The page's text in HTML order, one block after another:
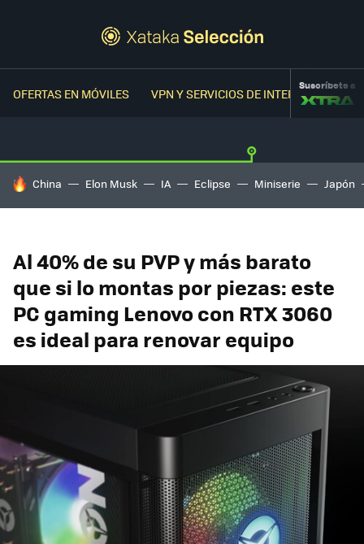
OFERTAS EN MÓVILES VPN Y SERVICIOS DE INTERNETSuscríbete a
HOY SE HABLA DE
China Elon Musk IA Eclipse Miniserie Japón
Al 40% de su PVP y más barato
que si lo montas por piezas: este
PC gaming Lenovo con RTX 3060
es ideal para renovar equipo